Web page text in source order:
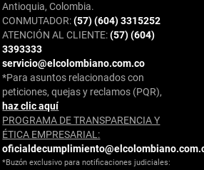
Antioquia, Colombia.
CONMUTADOR:(57) (604) 3315252
ATENCIÓN AL CLIENTE:(57) (604)
3393333
servicio@elcolombiano.com.co
*Para asuntos relacionados con
peticiones, quejas y reclamos (PQR),
haz clic aquí
PROGRAMA DE TRANSPARENCIA Y
ÉTICA EMPRESARIAL:
*Buzón exclusivo para notificaciones judiciales: